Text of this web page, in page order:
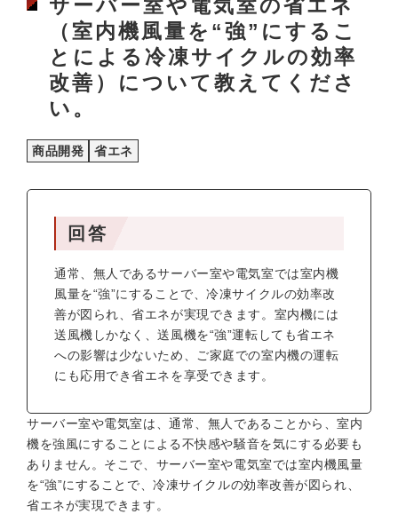
サーバー室や電気室の省エネ
（室内機風量を“強”にするこ
とによる冷凍サイクルの効率
改善）について教えてくださ
い。
商品開発 省エネ
回答
通常、無人であるサーバー室や電気室では室内機
風量を“強”にすることで、冷凍サイクルの効率改
善が図られ、省エネが実現できます。室内機には
送風機しかなく、送風機を“強”運転しても省エネ
への影響は少ないため、ご家庭での室内機の運転
にも応用でき省エネを享受できます。
サーバー室や電気室は、通常、無人であることから、室内
機を強風にすることによる不快感や騒音を気にする必要も
ありません。そこで、サーバー室や電気室では室内機風量
を“強”にすることで、冷凍サイクルの効率改善が図られ、
省エネが実現できます。